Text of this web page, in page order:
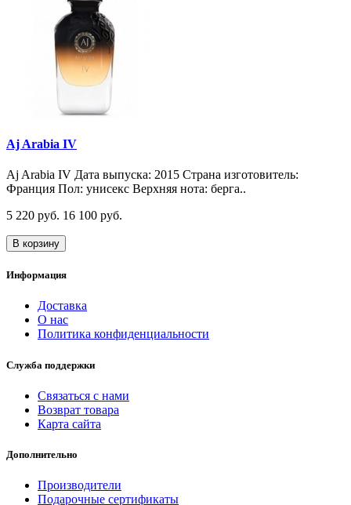
Aj Arabia IV
Aj Arabia IV Дата выпуска: 2015 Страна изготовитель:
Франция Пол: унисекс Верхняя нота: берга..
5 220 руб. 16 100 руб.
В корзину
Информация
Доставка
О нас
Политика конфиденциальности
Служба поддержки
Связаться с нами
Возврат товара
Карта сайта
Дополнительно
Производители
Подарочные сертификаты